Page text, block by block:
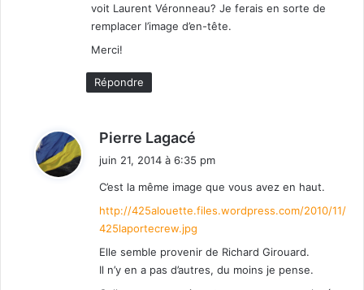
voit Laurent Véronneau? Je ferais en sorte de
remplacer l’image d’en-tête.
Merci!
Répondre
Pierre Lagacé
:
juin 21, 2014 à 6:35 pm
C’est la même image que vous avez en haut.
http://425alouette.files.wordpress.com/2010/11/
425laportecrew.jpg
Elle semble provenir de Richard Girouard.
Il n’y en a pas d’autres, du moins je pense.